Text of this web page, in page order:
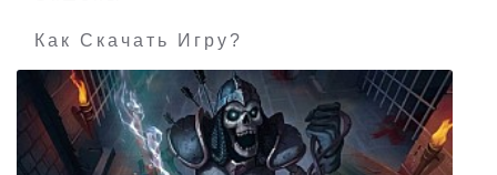
Как Скачать Игру?